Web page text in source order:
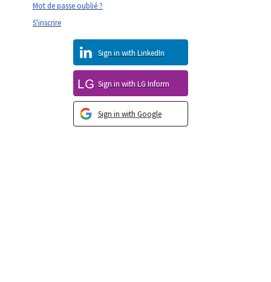
Sign in with Google
Sign in with LG Inform
Sign in with LinkedIn
S'inscrire
Mot de passe oublié ?